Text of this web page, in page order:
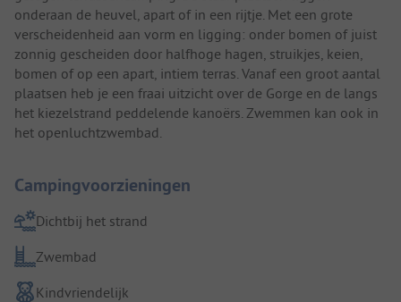
onderaan de heuvel, apart of in een rijtje. Met een grote
verscheidenheid aan vorm en ligging: onder bomen of juist
zonnig gescheiden door halfhoge hagen, struikjes, keien,
bomen of op een apart, intiem terras. Vanaf een groot aantal
plaatsen heb je een fraai uitzicht over de Gorge en de langs
het kiezelstrand peddelende kanoërs. Zwemmen kan ook in
het openluchtzwembad.
Campingvoorzieningen
Dichtbij het strand
Zwembad
Kindvriendelijk